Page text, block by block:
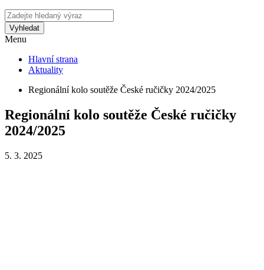
Vyhledat
Menu
Hlavní strana
Aktuality
Regionální kolo soutěže České ručičky 2024/2025
Regionální kolo soutěže České ručičky
2024/2025
5. 3. 2025